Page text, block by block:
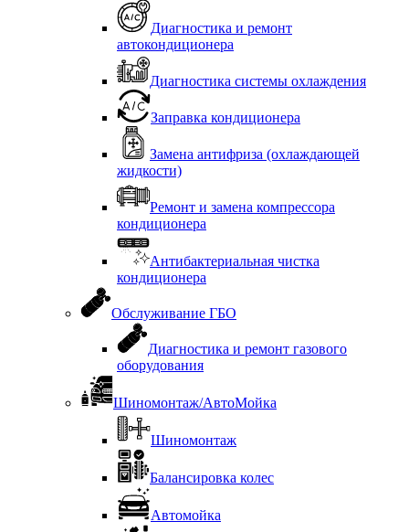
Диагностика и ремонт
автокондиционера
Диагностика системы охлаждения
Заправка кондиционера
Замена антифриза (охлаждающей
жидкости)
Ремонт и замена компрессора
кондиционера
Антибактериальная чистка
кондиционера
Обслуживание ГБО
Диагностика и ремонт газового
оборудования
Шиномонтаж/АвтоМойка
Шиномонтаж
Балансировка колес
Автомойка